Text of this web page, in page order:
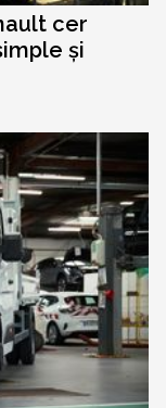
cer
și